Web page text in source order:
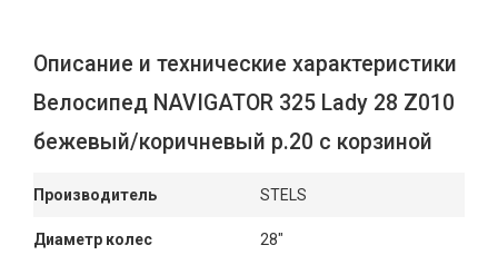
Описание и технические характеристики
Велосипед NAVIGATOR 325 Lady 28 Z010
бежевый/коричневый р.20 с корзиной
Производитель STELS
Диаметр колес 28"